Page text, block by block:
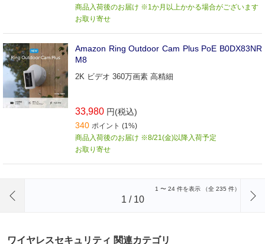
商品入荷後のお届け ※1か月以上かかる場合がございます
お取り寄せ
Amazon Ring Outdoor Cam Plus PoE B0DX83NR
M8
2K ビデオ 360万画素 高精細
33,980 円(税込)
340 ポイント (1%)
商品入荷後のお届け ※8/21(金)以降入荷予定
お取り寄せ
1 〜 24 件を表示 （全 235 件）
1 / 10
ワイヤレスセキュリティ 関連カテゴリ